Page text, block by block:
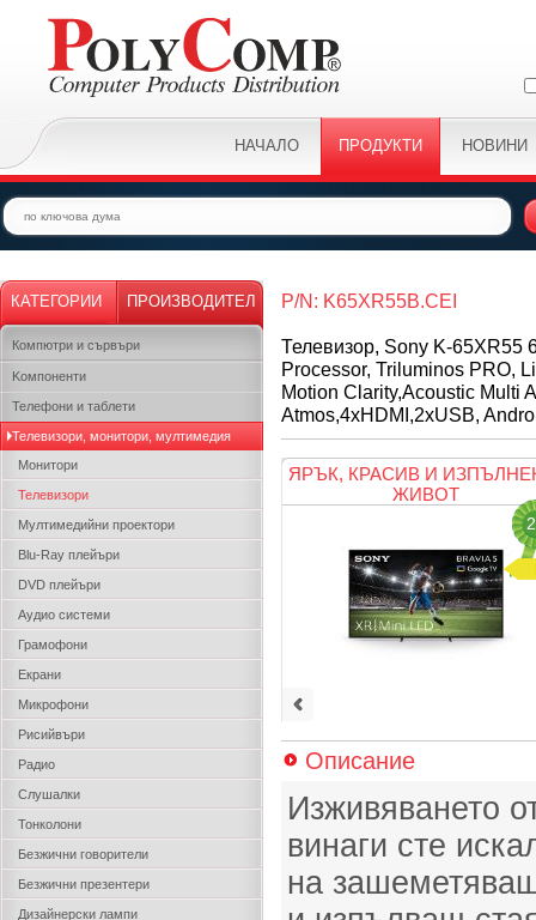
НАЧАЛО ПРОДУКТИ НОВИНИ
КАТЕГОРИИ ПРОИЗВОДИТЕЛ
Компютри и сървъри
Kомпоненти
Телефони и таблети
Телевизори, монитори, мултимедия
Монитори
Телевизори
Мултимедийни проектори
Blu-Ray плейъри
DVD плейъри
Аудио системи
Грамофони
Екрани
Микрофони
Рисийвъри
Радио
Слушалки
Тонколони
Безжични говорители
Безжични презентери
Дизайнерски лампи
P/N: K65XR55B.CEI
Телевизор, Sony K-65XR55
Processor, Triluminos PRO,
Motion Clarity,Acoustic Multi
Atmos,4xHDMI,2xUSB,
ЯРЪК, КРАСИВ И
ЖИВОТ
Описание
Изживяването
винаги сте
на